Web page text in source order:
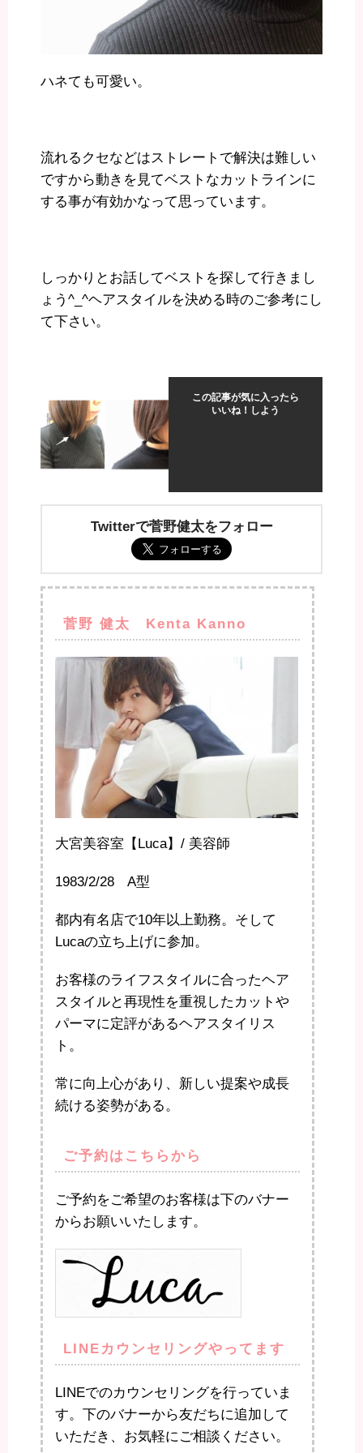
ハネても可愛い。
流れるクセなどはストレートで解決は難しい
ですから動きを見てベストなカットラインに
する事が有効かなって思っています。
しっかりとお話してベストを探して行きまし
ょう^_^ヘアスタイルを決める時のご参考にし
て下さい。
この記事が気に入ったら
いいね！しよう
Twitterで菅野健太をフォロー
菅野 健太 Kenta Kanno
大宮美容室【Luca】/ 美容師
1983/2/28 A型
都内有名店で10年以上勤務。そして
Lucaの立ち上げに参加。
お客様のライフスタイルに合ったヘア
スタイルと再現性を重視したカットや
パーマに定評があるヘアスタイリス
ト。
常に向上心があり、新しい提案や成長
続ける姿勢がある。
ご予約はこちらから
ご予約をご希望のお客様は下のバナー
からお願いいたします。
LINEカウンセリングやってます
LINEでのカウンセリングを行っていま
す。下のバナーから友だちに追加して
いただき、お気軽にご相談ください。